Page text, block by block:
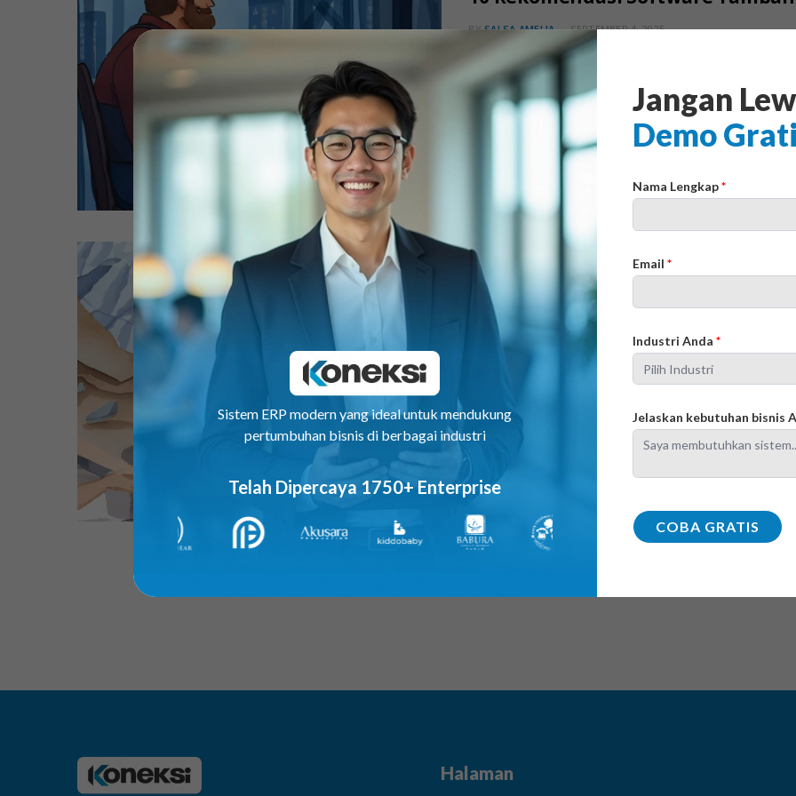
Sistem ERP modern yang ideal untuk mendukung
pertumbuhan bisnis di berbagai industri
Telah Dipercaya 1750+ Enterprise
Jangan
Demo
Nama Lengkap*
Email *
Industri Anda *
Jelaskan kebutuhan bisnis
COBA GRATIS
BY SALSA AMELIA SEPTEMBER 4, 2025
Tahukah Anda, industri pertambangan bisa
pertambangan, proses produksi mudah kacau,
Akibatnya, bisnis sulit berkembang dan kehilangan
10 Software Geoteknik
SALSA AMELIA MARET 23, 2025
Software geoteknik tambang adalah perangkat
perencanaan, hingga pengelolaan aspek geoteknik
canggih, ia menghitung tegangan, deformasi, dan
Halaman